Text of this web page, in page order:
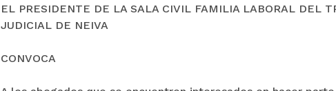
EL PRESIDENTE DE LA SALA CIVIL FAMILIA LABORAL DEL
JUDICIAL DE NEIVA
CONVOCA